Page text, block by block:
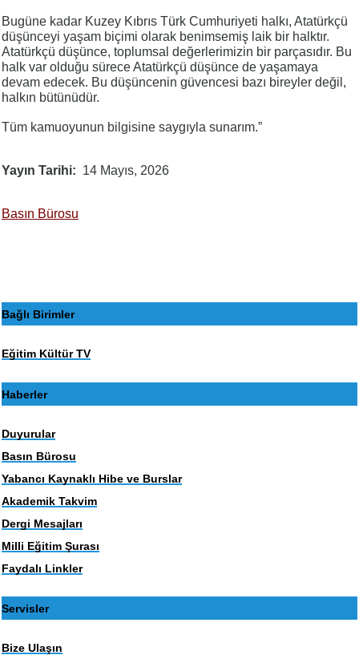
Bugüne kadar Kuzey Kıbrıs Türk Cumhuriyeti halkı, Atatürkçü
düşünceyi yaşam biçimi olarak benimsemiş laik bir halktır.
Atatürkçü düşünce, toplumsal değerlerimizin bir parçasıdır. Bu
halk var olduğu sürece Atatürkçü düşünce de yaşamaya
devam edecek. Bu düşüncenin güvencesi bazı bireyler değil,
halkın bütünüdür.
Tüm kamuoyunun bilgisine saygıyla sunarım.”
Yayın Tarihi 14 Mayıs, 2026
Basın Bürosu
Bağlı Birimler
Eğitim Kültür TV
Haberler
Duyurular
Basın Bürosu
Yabancı Kaynaklı Hibe ve Burslar
Akademik Takvim
Dergi Mesajları
Milli Eğitim Şurası
Faydalı Linkler
Servisler
Bize Ulaşın